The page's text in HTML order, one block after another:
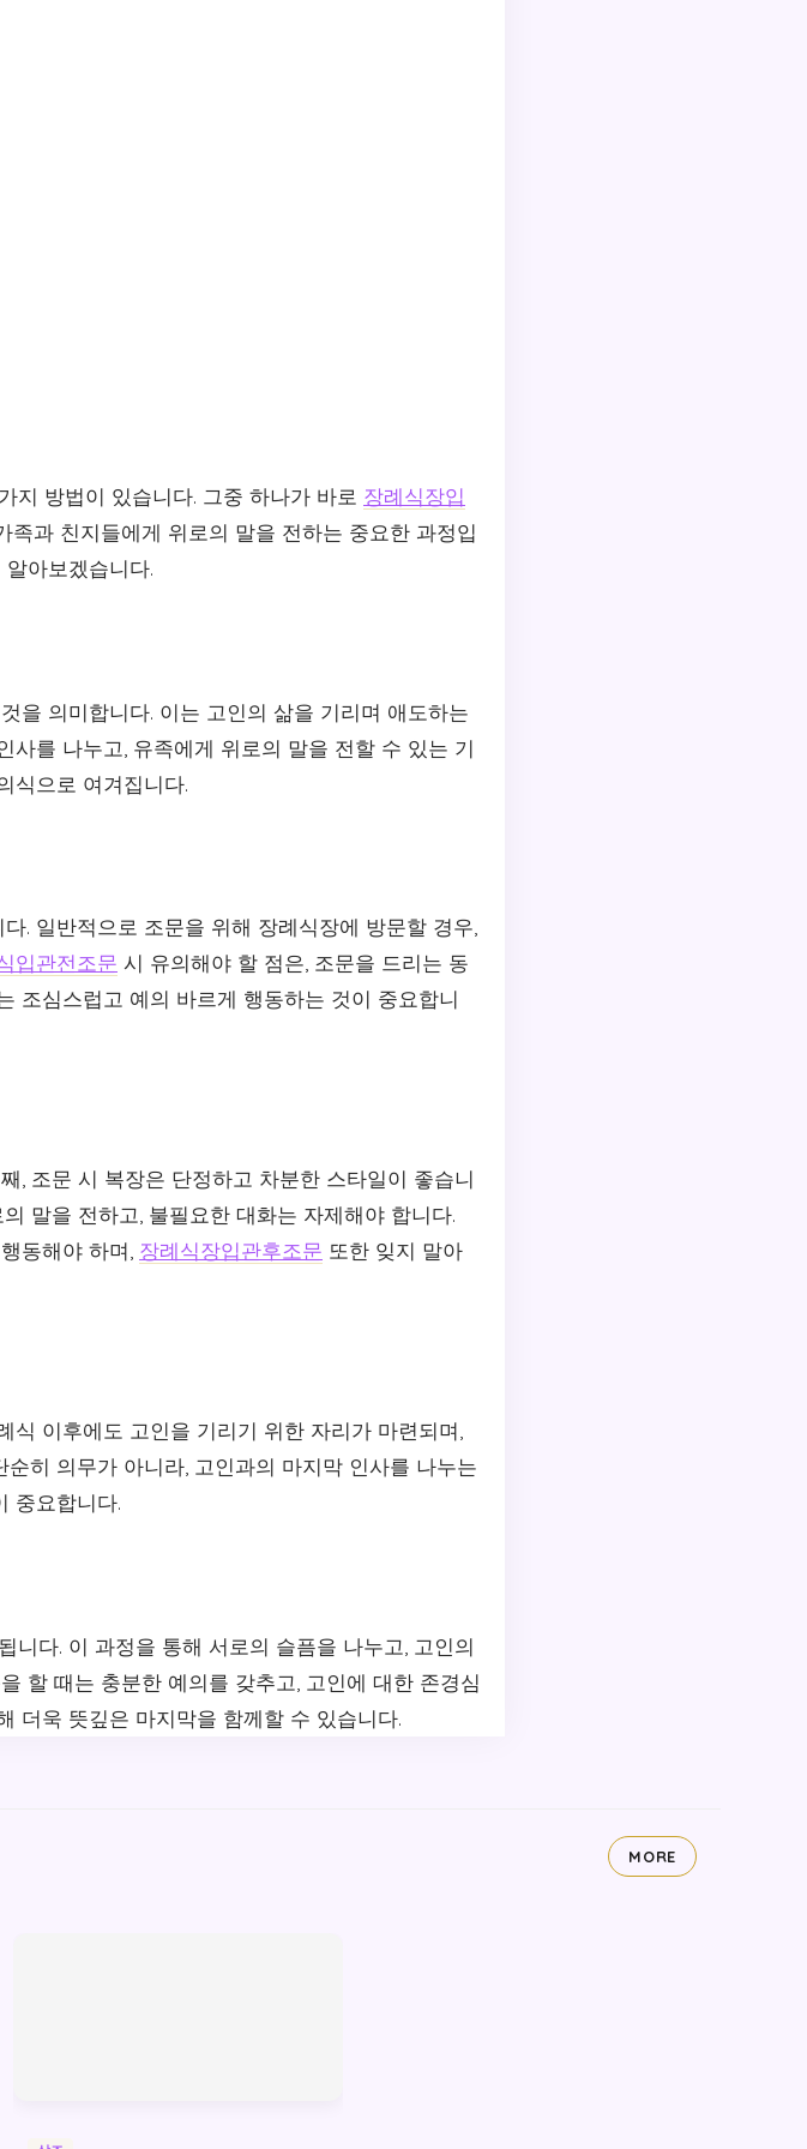
지 방법이 있습니다. 그중 하나가 바로 장례식장입
족과 친지들에게 위로의 말을 전하는 중요한 과정입
아보겠습니다.
을 의미합니다. 이는 고인의 삶을 기리며 애도하는
를 나누고, 유족에게 위로의 말을 전할 수 있는 기
식으로 여겨집니다.
. 일반적으로 조문을 위해 장례식장에 방문할 경우,
입관전조문 시 유의해야 할 점은, 조문을 드리는 동
조심스럽고 예의 바르게 행동하는 것이 중요합니
, 조문 시 복장은 단정하고 차분한 스타일이 좋습니
말을 전하고, 불필요한 대화는 자제해야 합니다.
동해야 하며, 장례식장입관후조문 또한 잊지 말아
이후에도 고인을 기리기 위한 자리가 마련되며,
히 의무가 아니라, 고인과의 마지막 인사를 나누는
중요합니다.
다. 이 과정을 통해 서로의 슬픔을 나누고, 고인의
할 때는 충분한 예의를 갖추고, 고인에 대한 존경심
더욱 뜻깊은 마지막을 함께할 수 있습니다.
MORE